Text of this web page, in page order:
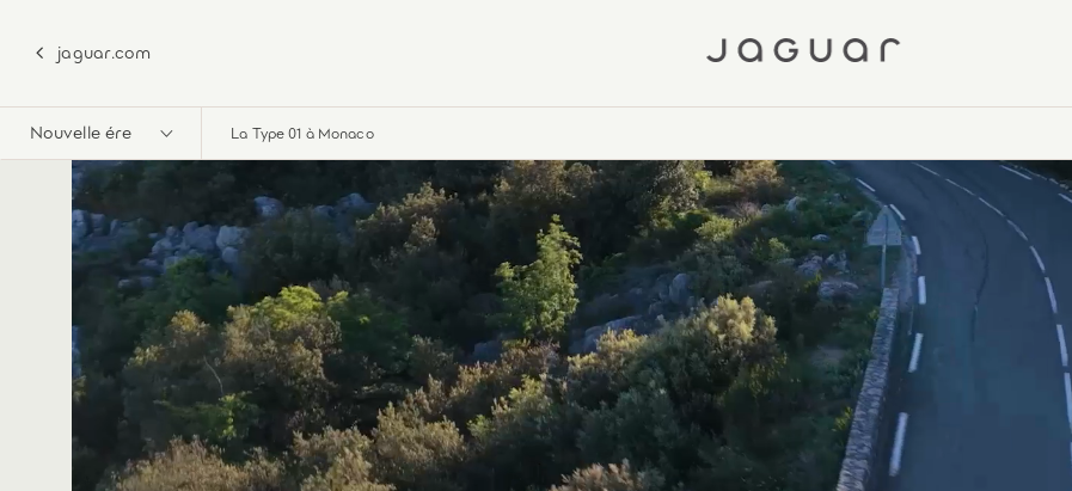
jaguar.com
Nouvelle ére La Type 01 à Monaco